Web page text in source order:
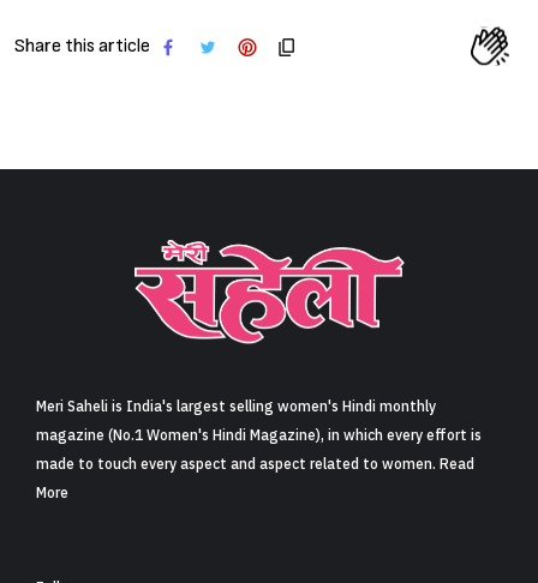
Share this article
Meri Saheli is India's largest selling women's Hindi monthly
magazine (No.1 Women's Hindi Magazine), in which every effort is
made to touch every aspect and aspect related to women. Read
More